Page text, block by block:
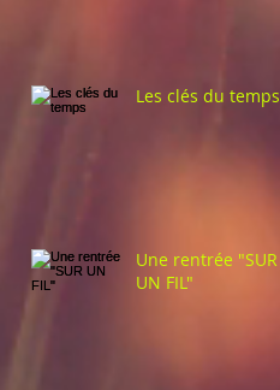
Les clés du temps
Une rentrée "SUR
UN FIL"